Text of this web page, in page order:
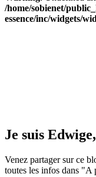
/home/sobienet/
essence/inc/widgets/
Je suis
Venez partager sur ce
toutes les infos dans "A